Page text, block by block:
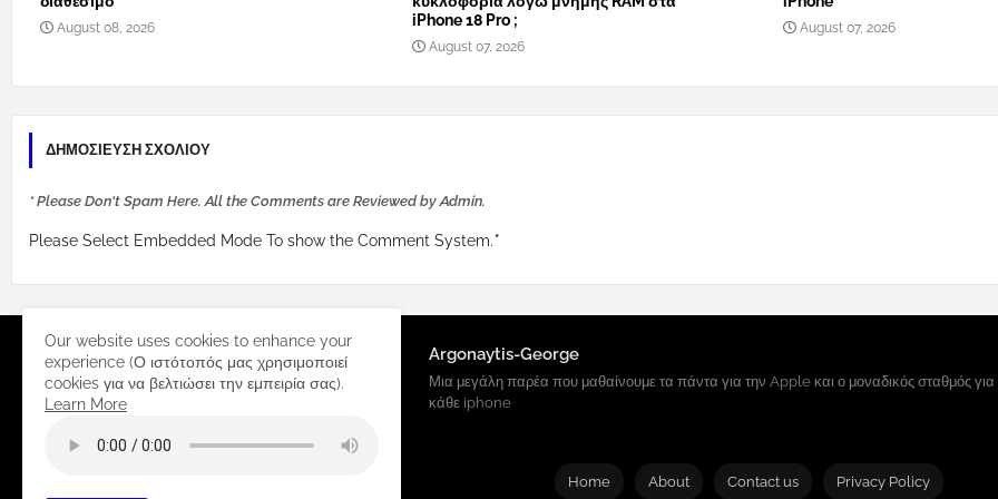
August 08, 2026
iPhone 18 Pro ;
August 07, 2026
August 07, 2026
ΔΗΜΟΣΊΕΥΣΗ ΣΧΟΛΊΟΥ
* Please Don't Spam Here. All the Comments are Reviewed by Admin.
Please Select Embedded Mode To show the Comment System.*
Argonaytis-George
Μια μεγάλη παρέα που μαθαίνουμε τα πάντα για την Apple και ο μοναδικός σταθμός για
κάθε iphone
Home About Contact us Privacy Policy
Our website uses cookies to enhance your
experience (Ο ιστότοπός μας χρησιμοποιεί
cookies για να βελτιώσει την εμπειρία σας).
Learn More